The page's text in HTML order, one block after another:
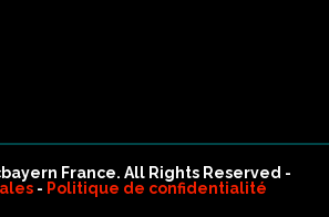
France. All Rights Reserved -
- Politique de confidentialité